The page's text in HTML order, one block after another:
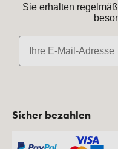
Sie erhalten
E-Mail
Sicher bezahlen